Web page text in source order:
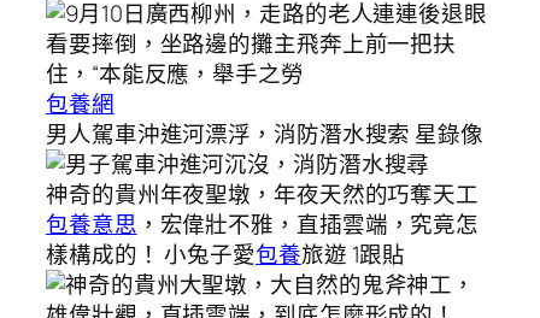
包養網
男人駕車沖進河漂浮，消防潛水搜索 星錄像
神奇的貴州年夜聖墩，年夜天然的巧奪天工
包養意思 ，宏偉壯不雅，直插雲端，究竟怎
樣構成的！ 小兔子愛包養旅遊 1跟貼